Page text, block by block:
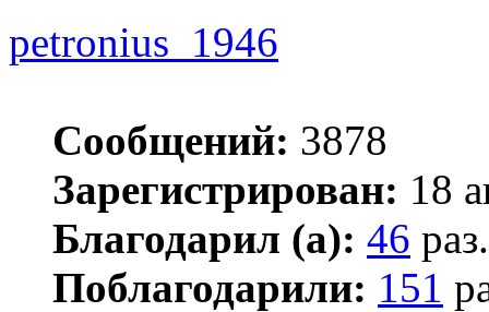
petronius_1946
Сообщений: 3878
Зарегистрирован: 18
Благодарил (а): 46 раз.
Поблагодарили: 151